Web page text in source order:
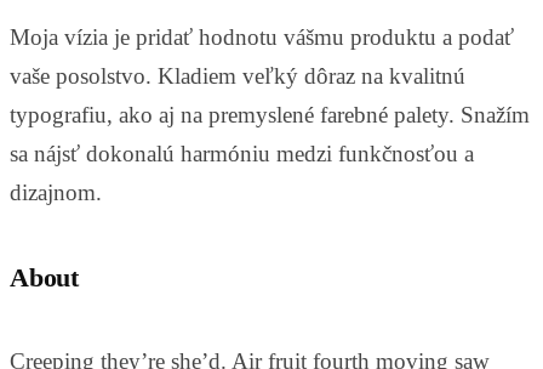
Moja vízia je pridať hodnotu vášmu produktu a podať
vaše posolstvo. Kladiem veľký dôraz na kvalitnú
typografiu, ako aj na premyslené farebné palety. Snažím
sa nájsť dokonalú harmóniu medzi funkčnosťou a
dizajnom.
About
Creeping they’re she’d. Air fruit fourth moving saw